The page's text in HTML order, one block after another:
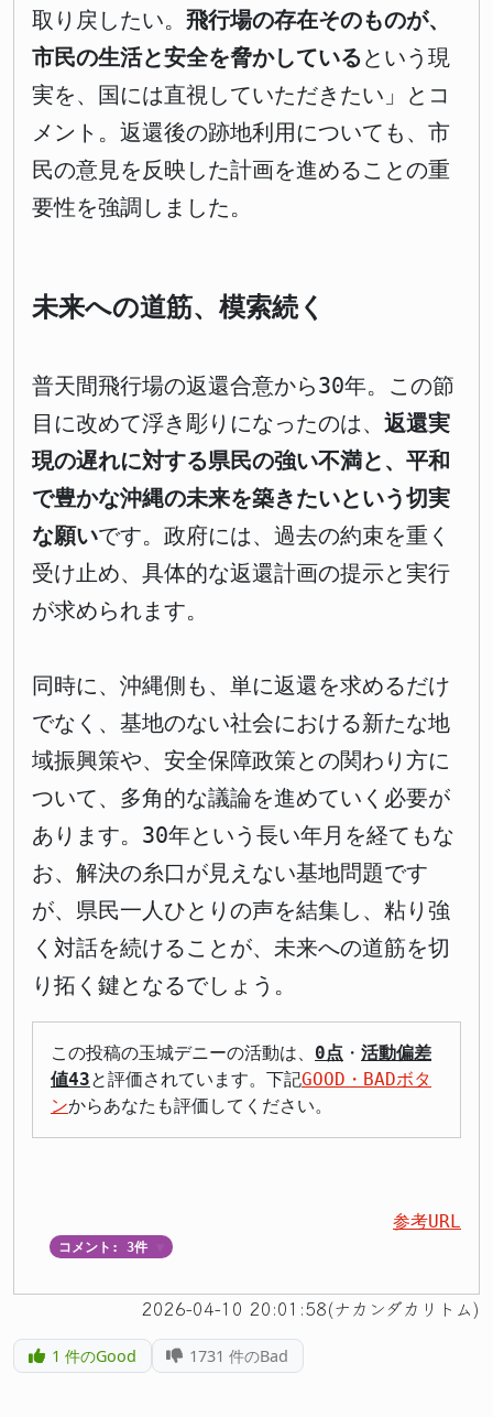
取り戻したい。 飛行場の存在そのものが、
市民の生活と安全を脅かしているという現
実を、国には直視していただきたい」とコ
メント。返還後の跡地利用についても、市
民の意見を反映した計画を進めることの重
要性を強調しました。
未来への道筋、模索続く
普天間飛行場の返還合意から30年。この節
目に改めて浮き彫りになったのは、 返還実
現の遅れに対する県民の強い不満と、平和
で豊かな沖縄の未来を築きたいという切実
な願いです。政府には、過去の約束を重く
受け止め、具体的な返還計画の提示と実行
が求められます。
同時に、沖縄側も、単に返還を求めるだけ
でなく、基地のない社会における新たな地
域振興策や、安全保障政策との関わり方に
ついて、多角的な議論を進めていく必要が
あります。30年という長い年月を経てもな
お、解決の糸口が見えない基地問題です
が、県民一人ひとりの声を結集し、粘り強
く対話を続けることが、未来への道筋を切
り拓く鍵となるでしょう。
この投稿の玉城デニーの活動は、 0点 ・ 活動偏差
値43と評価されています。下記GOOD・BADボタ
ンからあなたも評価してください。
参考URL
コメント: 3件
2026-04-10 20:01:58(ナカンダカリトム)
1 件のGood 1731 件のBad